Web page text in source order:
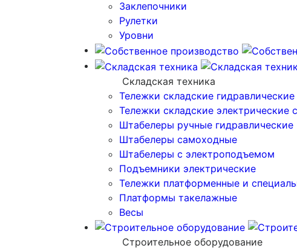
Заклепочники
Рулетки
Уровни
Складская техника
Тележки складские гидравлические
Тележки складские электрические
Штабелеры ручные гидравлические
Штабелеры самоходные
Штабелеры с электроподъемом
Подъемники электрические
Тележки платформенные и
Платформы такелажные
Весы
Строительное оборудование